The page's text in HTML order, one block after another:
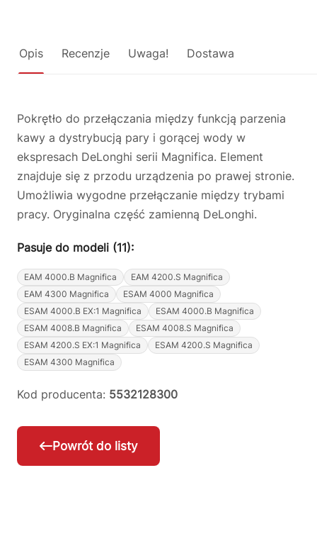
Opis Recenzje Uwaga! Dostawa
Pokrętło do przełączania między funkcją parzenia
kawy a dystrybucją pary i gorącej wody w
ekspresach DeLonghi serii Magnifica. Element
znajduje się z przodu urządzenia po prawej stronie.
Umożliwia wygodne przełączanie między trybami
pracy. Oryginalna część zamienną DeLonghi.
Pasuje do modeli (11):
EAM 4000.B Magnifica
EAM 4200.S Magnifica
EAM 4300 Magnifica
ESAM 4000 Magnifica
ESAM 4000.B EX:1 Magnifica
ESAM 4000.B Magnifica
ESAM 4008.B Magnifica
ESAM 4008.S Magnifica
ESAM 4200.S EX:1 Magnifica
ESAM 4200.S Magnifica
ESAM 4300 Magnifica
Kod producenta: 5532128300
Powrót do listy